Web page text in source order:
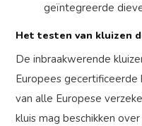
geïntegreerde
Het testen van kluizen
De inbraakwerende
Europees gecertificeerde
van alle Europese
kluis mag beschikken